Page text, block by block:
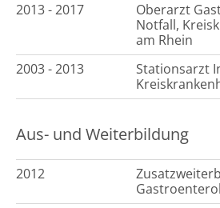
2013 - 2017
Oberarzt
Notfall,
am Rhein
2003 - 2013
Stationsarzt
Aus- und Weiterbildung
2012